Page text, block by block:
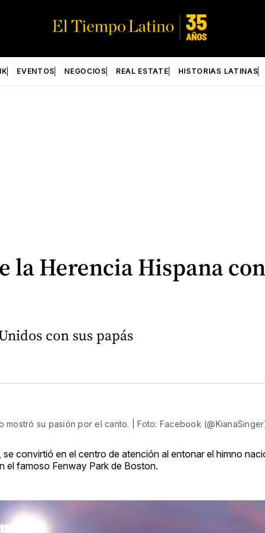
EVENTOS NEGOCIOS REAL ESTATE HISTORIAS LATINAS
la Herencia Hispana
con sus papás
mostró su pasión por el canto. | Foto: Facebook
convirtió en el centro de atención al entonar el himno
el famoso Fenway Park de Boston.